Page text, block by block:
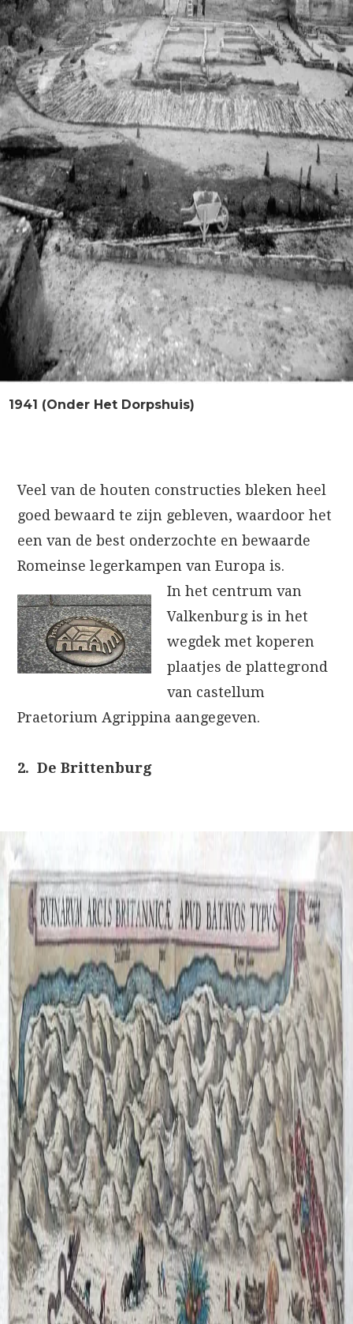
1941 (Onder Het Dorpshuis)
Veel van de houten constructies bleken heel
goed bewaard te zijn gebleven, waardoor het
een van de best onderzochte en bewaarde
Romeinse legerkampen van Europa is.
In het centrum van
Valkenburg is in het
wegdek met koperen
plaatjes de plattegrond
van castellum
Praetorium Agrippina aangegeven.
2. De Brittenburg